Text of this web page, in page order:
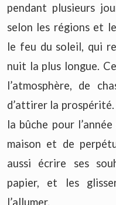
pendant plusieurs
selon les régions et
le feu du soleil, qui
nuit la plus longue.
l’atmosphère, de
d’attirer la
la bûche pour
maison et de
aussi écrire ses
papier, et les
l’allumer.